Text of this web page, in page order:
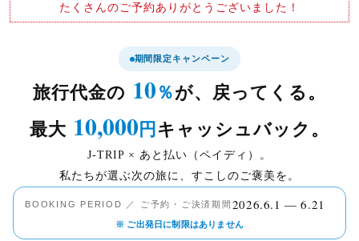
たくさんのご予約ありがとうございました！
期間限定キャンペーン
旅行代金の 10 ％が、戻ってくる。
最大 10,000 円 キャッシュバック。
J-TRIP × あと払い（ペイディ）。
私たちが選ぶ次の旅に、すこしのご褒美を。
BOOKING PERIOD ／ ご予約・ご決済期間 2026.6.1 — 6.21
※ ご出発日に制限はありません